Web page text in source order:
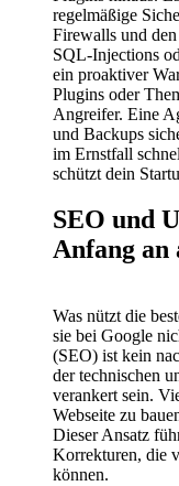
regelmäßige
Firewalls und
SQL-Injections
ein proaktiver
Plugins oder
Angreifer. Eine
und Backups
im Ernstfall
schützt dein
SEO und
Anfang
Was nützt die
sie bei Google
(SEO) ist kein
der technischen
verankert sein.
Webseite zu
Dieser Ansatz
Korrekturen, die
können.